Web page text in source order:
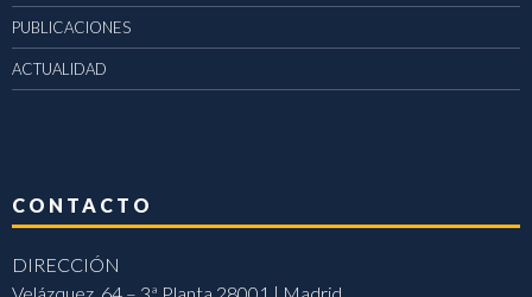
PUBLICACIONES
ACTUALIDAD
CONTACTO
DIRECCIÓN